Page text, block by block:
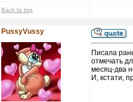
Back to top
PussyVussy
Писала
отмечать
месяц-два
И, кстати,